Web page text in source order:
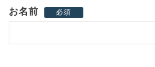
お名前 必須